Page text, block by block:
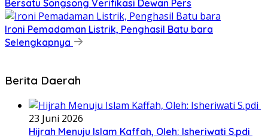
Bersatu Songsong Verifikasi Dewan Pers
Ironi Pemadaman Listrik, Penghasil Batu bara
Selengkapnya
Berita Daerah
23 Juni 2026
Hijrah Menuju Islam Kaffah, Oleh: Isheriwati S.pdi